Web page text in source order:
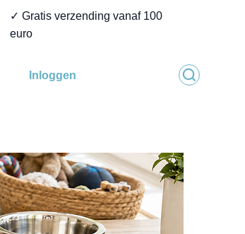
✓ Gratis verzending vanaf 100
euro
Inloggen